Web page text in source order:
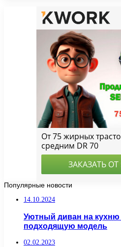
Популярные новости
14.10.2024
Уютный диван на
подходящую модель
02.02.2023